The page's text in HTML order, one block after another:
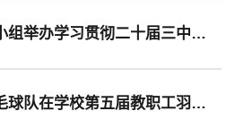
继续教育
学院行政工会小组举办学习贯彻二十届三中全会精神暨乡村振兴实践优秀案例分享会
学院教职工羽毛球队在学校第五届教职工羽毛球团体赛中获二等奖